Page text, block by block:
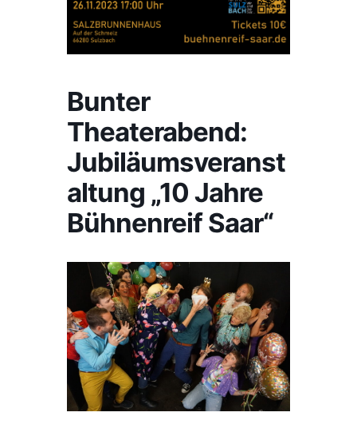
Bunter
Theaterabend:
Jubiläumsveranst
altung „10 Jahre
Bühnenreif Saar“